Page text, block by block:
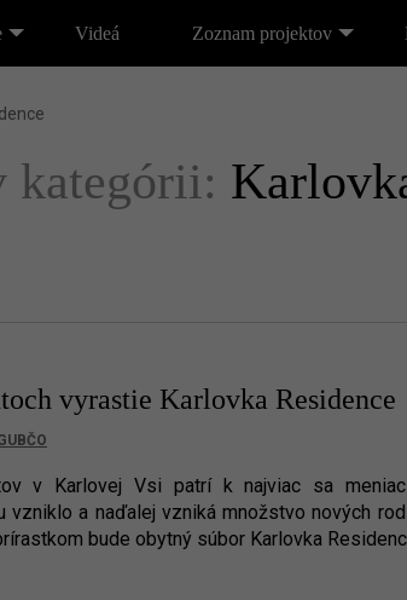
Videá Zoznam projektov
kategórii:
vyrastie Karlovka Residence
v Karlovej Vsi patrí k najviac sa
vzniklo a naďalej vzniká množstvo nových
bude obytný súbor Karlovka